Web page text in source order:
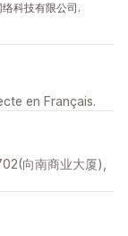
科技有限公司.
en Français.
向南商业大厦),